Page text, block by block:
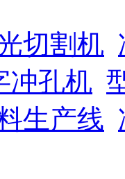
切割机
冲孔机
生产线